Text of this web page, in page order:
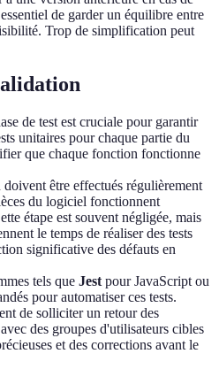
de garder un équilibre entre
Trop de simplification peut
de test est cruciale pour garantir
unitaires pour chaque partie du
que chaque fonction fonctionne
être effectués régulièrement
du logiciel fonctionnent
étape est souvent négligée, mais
le temps de réaliser des tests
significative des défauts en
tels que Jest pour JavaScript ou
pour automatiser ces tests.
de solliciter un retour des
des groupes d'utilisateurs cibles
et des corrections avant le